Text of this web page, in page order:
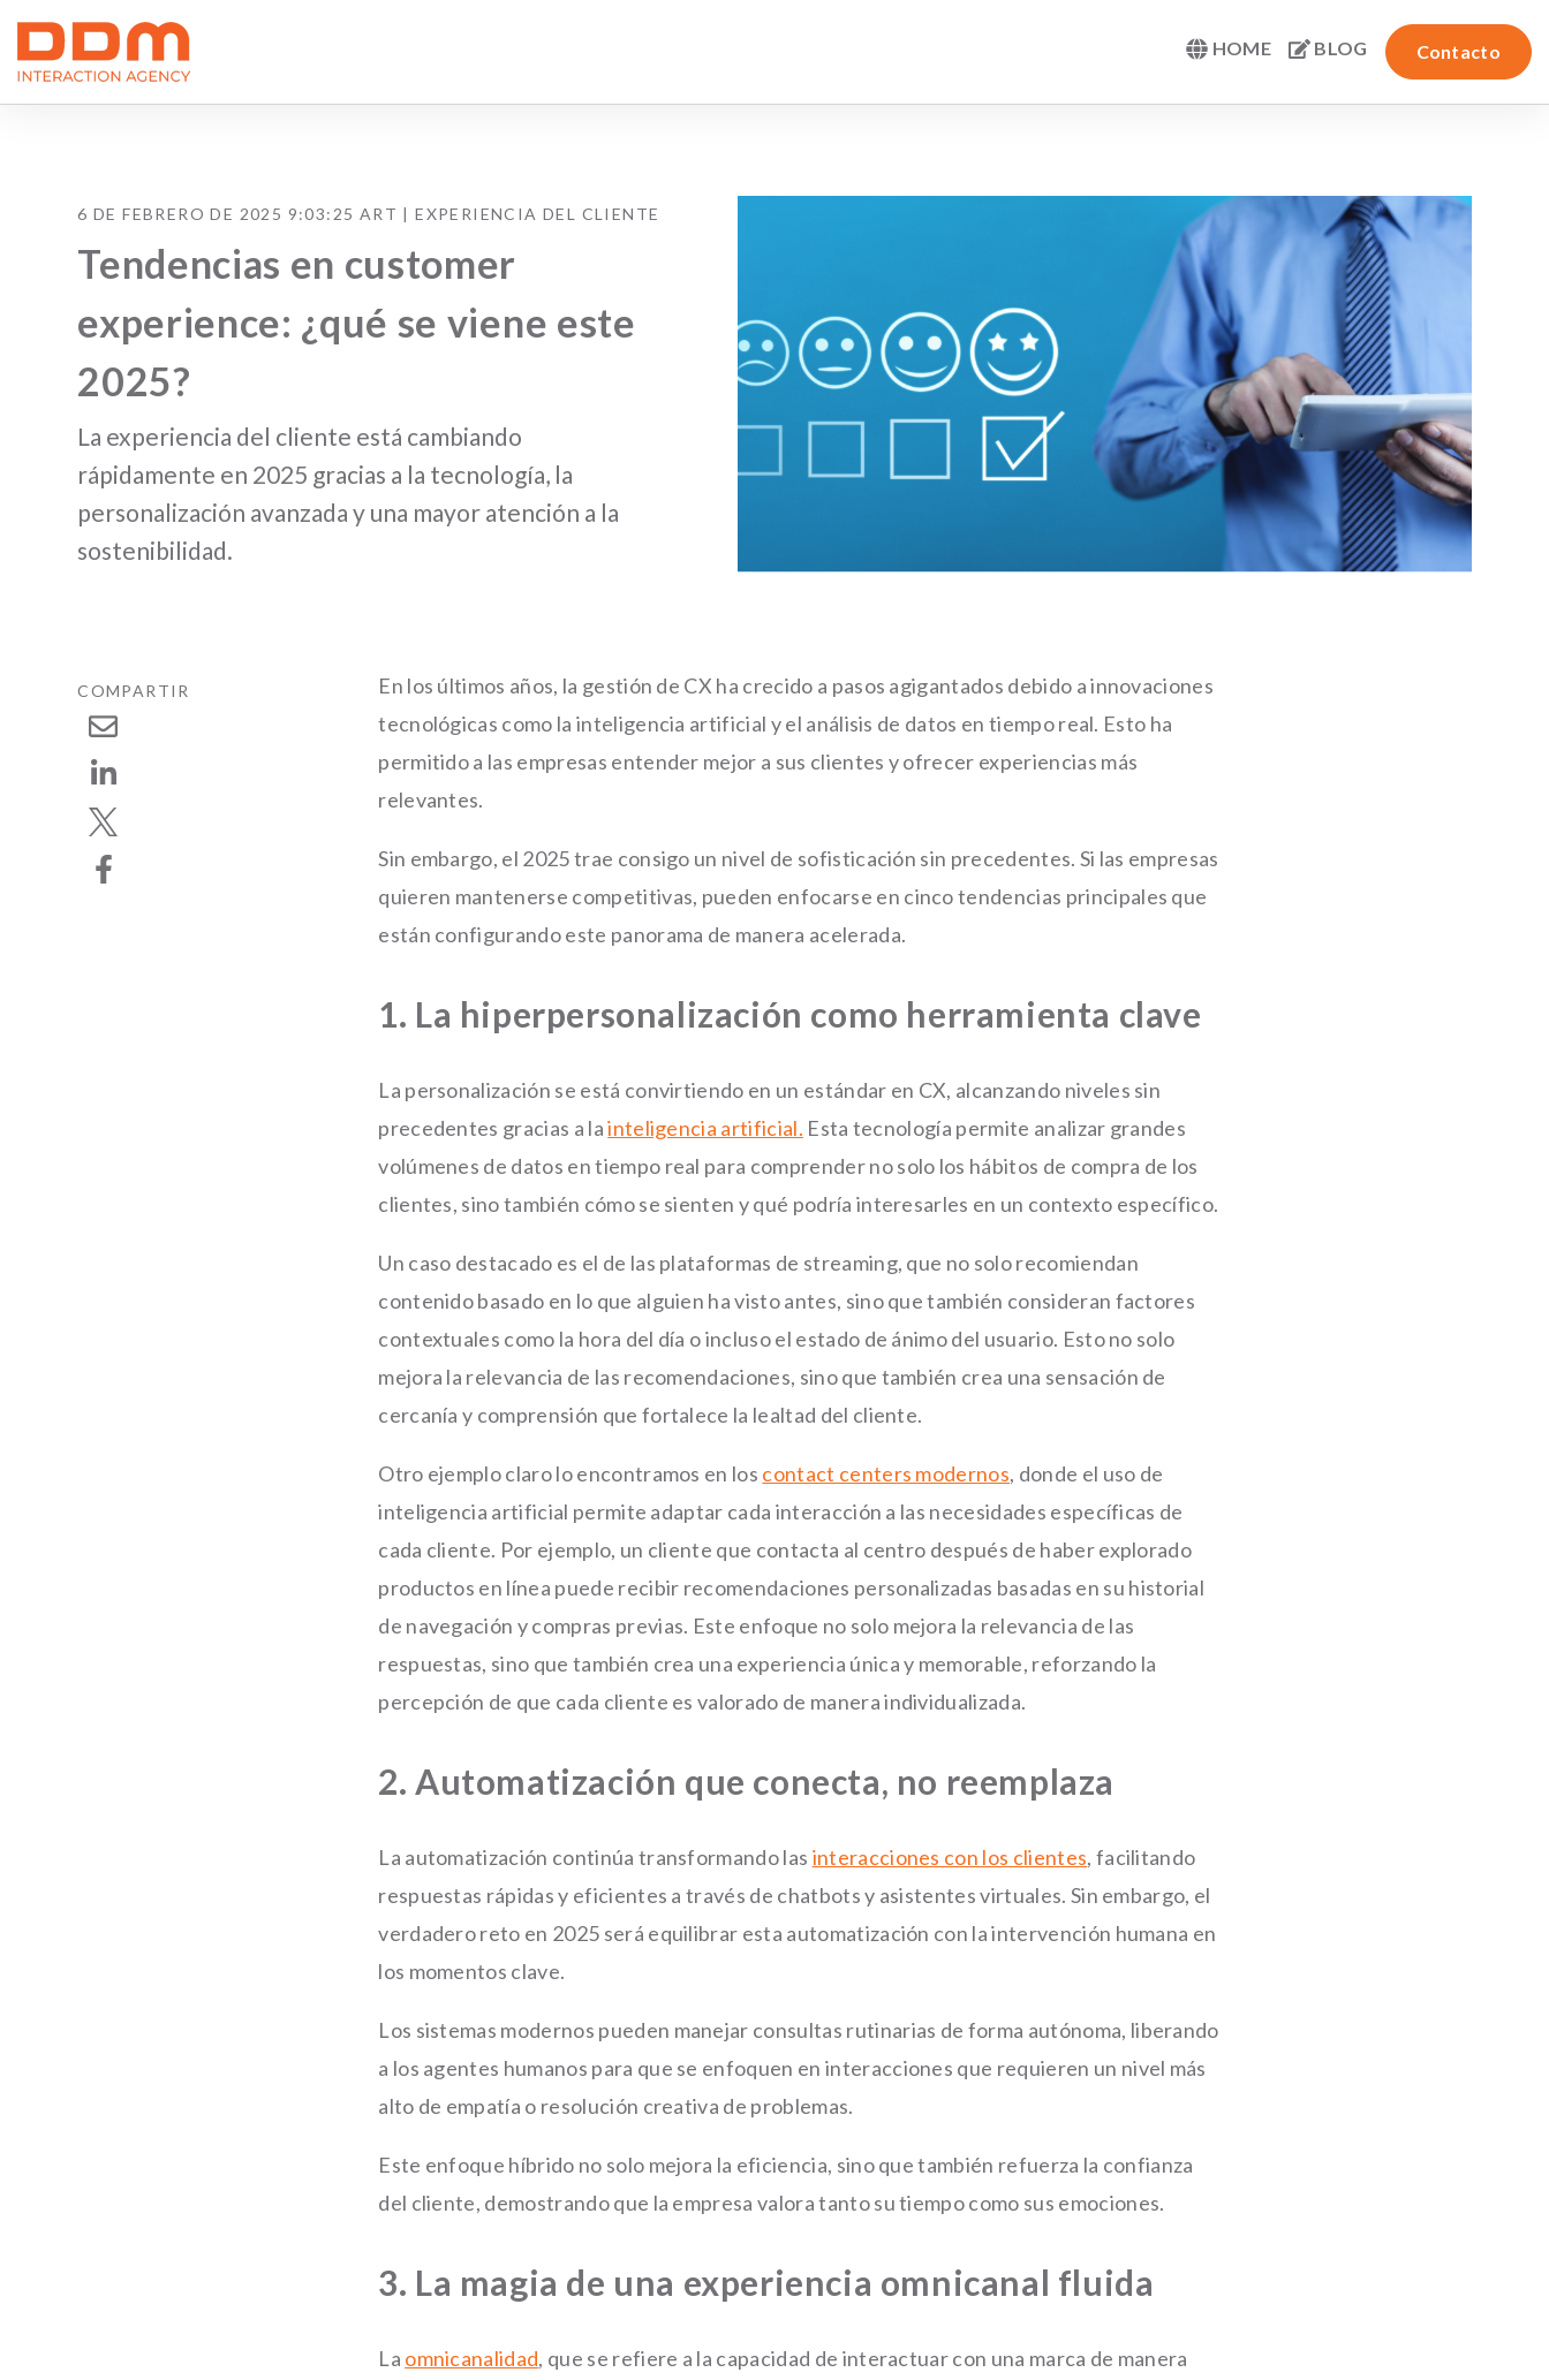
HOME BLOG Contacto
6 DE FEBRERO DE 2025 9:03:25 ART |EXPERIENCIA DEL CLIENTE
Tendencias en customer
experience: ¿qué se viene este
2025?
La experiencia del cliente está cambiando
rápidamente en 2025 gracias a la tecnología, la
personalización avanzada y una mayor atención a la
sostenibilidad.
COMPARTIR
En los últimos años, la gestión de CX ha crecido a pasos agigantados debido a innovaciones
tecnológicas como la inteligencia artificial y el análisis de datos en tiempo real. Esto ha
permitido a las empresas entender mejor a sus clientes y ofrecer experiencias más
relevantes.
Sin embargo, el 2025 trae consigo un nivel de sofisticación sin precedentes. Si las empresas
quieren mantenerse competitivas, pueden enfocarse en cinco tendencias principales que
están configurando este panorama de manera acelerada.
1. La hiperpersonalización como herramienta clave
La personalización se está convirtiendo en un estándar en CX, alcanzando niveles sin
precedentes gracias a lainteligencia artificial. Esta tecnología permite analizar grandes
volúmenes de datos en tiempo real para comprender no solo los hábitos de compra de los
clientes, sino también cómo se sienten y qué podría interesarles en un contexto específico.
Un caso destacado es el de las plataformas de streaming, que no solo recomiendan
contenido basado en lo que alguien ha visto antes, sino que también consideran factores
contextuales como la hora del día o incluso el estado de ánimo del usuario. Esto no solo
mejora la relevancia de las recomendaciones, sino que también crea una sensación de
cercanía y comprensión que fortalece la lealtad del cliente.
Otro ejemplo claro lo encontramos en los contact centers modernos, donde el uso de
inteligencia artificial permite adaptar cada interacción a las necesidades específicas de
cada cliente. Por ejemplo, un cliente que contacta al centro después de haber explorado
productos en línea puede recibir recomendaciones personalizadas basadas en su historial
de navegación y compras previas. Este enfoque no solo mejora la relevancia de las
respuestas, sino que también crea una experiencia única y memorable, reforzando la
percepción de que cada cliente es valorado de manera individualizada.
2. Automatización que conecta, no reemplaza
La automatización continúa transformando las interacciones con los clientes, facilitando
respuestas rápidas y eficientes a través de chatbots y asistentes virtuales. Sin embargo, el
verdadero reto en 2025 será equilibrar esta automatización con la intervención humana en
los momentos clave.
Los sistemas modernos pueden manejar consultas rutinarias de forma autónoma, liberando
a los agentes humanos para que se enfoquen en interacciones que requieren un nivel más
alto de empatía o resolución creativa de problemas.
Este enfoque híbrido no solo mejora la eficiencia, sino que también refuerza la confianza
del cliente, demostrando que la empresa valora tanto su tiempo como sus emociones.
3. La magia de una experiencia omnicanal fluida
La omnicanalidad, que se refiere a la capacidad de interactuar con una marca de manera